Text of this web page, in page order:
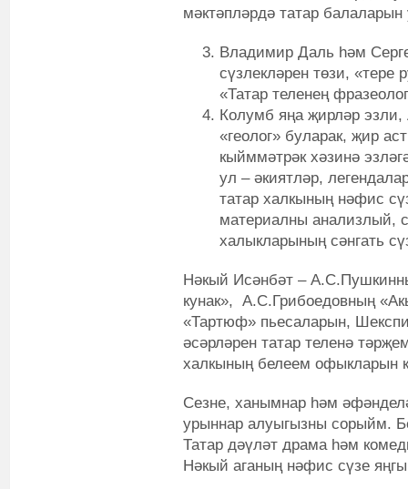
мәктәпләрдә татар балаларын
Владимир Даль һәм
сүзлекләрен төзи, «тере
«Татар теленең
Колумб яңа җирләр
«геолог» буларак, җир
кыйммәтрәк хәзинә
ул – әкиятләр,
татар халкының нәфис
материалны анализлый,
халыкларының сәнгать
Нәкый Исәнбәт –
кунак», А.С.Грибоедовның
«Тартюф» пьесаларын,
әсәрләрен татар теленә
халкының белеем офыкларын
Сезне, ханымнар һәм
урыннар алуыгызны сорыйм.
Татар дәүләт драма һәм
Нәкый аганың нәфис сүзе